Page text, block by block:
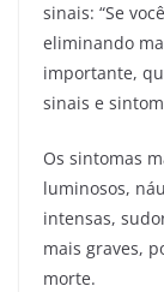
sinais: “Se
eliminando
importante,
sinais e
Os sintomas
luminosos,
intensas,
mais graves,
morte.